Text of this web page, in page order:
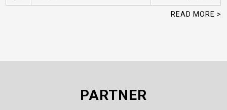
READ MORE >
PARTNER